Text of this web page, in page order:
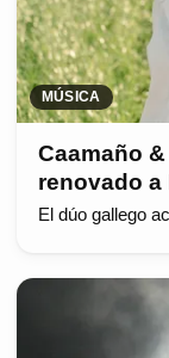
MÚSICA
Caamaño
renovado a
El dúo gallego